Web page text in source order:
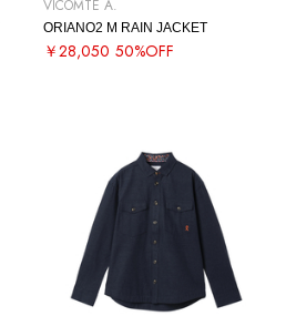
VICOMTE A.
ORIANO2 M RAIN JACKET
￥28,050 50%OFF